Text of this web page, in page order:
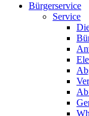
Bürgerservice
Service